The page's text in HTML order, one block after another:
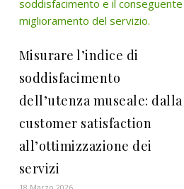
Misurare l’indice di
soddisfacimento
dell’utenza museale: dalla
customer satisfaction
all’ottimizzazione dei
servizi